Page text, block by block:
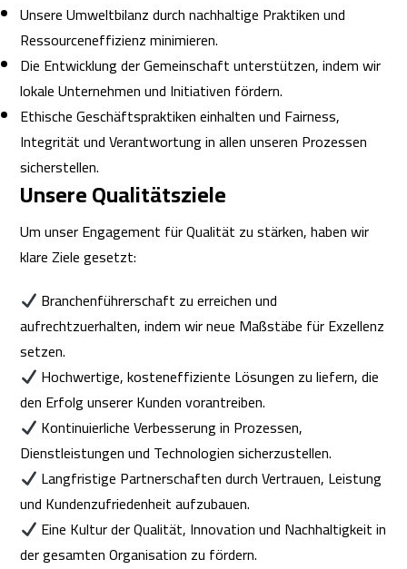
Unsere Umweltbilanz durch nachhaltige Praktiken und
Ressourceneffizienz minimieren.
Die Entwicklung der Gemeinschaft unterstützen, indem wir
lokale Unternehmen und Initiativen fördern.
Ethische Geschäftspraktiken einhalten und Fairness,
Integrität und Verantwortung in allen unseren Prozessen
sicherstellen.
Unsere Qualitätsziele
Um unser Engagement für Qualität zu stärken, haben wir
klare Ziele gesetzt:
Branchenführerschaft zu erreichen und
aufrechtzuerhalten, indem wir neue Maßstäbe für Exzellenz
setzen.
Hochwertige, kosteneffiziente Lösungen zu liefern, die
den Erfolg unserer Kunden vorantreiben.
Kontinuierliche Verbesserung in Prozessen,
Dienstleistungen und Technologien sicherzustellen.
Langfristige Partnerschaften durch Vertrauen, Leistung
und Kundenzufriedenheit aufzubauen.
Eine Kultur der Qualität, Innovation und Nachhaltigkeit in
der gesamten Organisation zu fördern.